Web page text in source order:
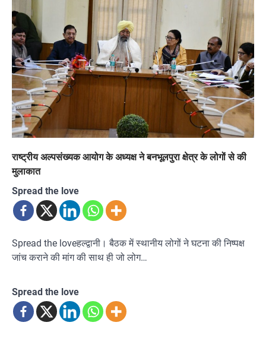
राष्ट्रीय अल्पसंख्यक आयोग के अध्यक्ष ने बनभूलपुरा क्षेत्र के लोगों से की
मुलाकात
Spread the love
Spread the loveहल्द्वानी। बैठक में स्थानीय लोगों ने घटना की निष्पक्ष
जांच कराने की मांग की साथ ही जो लोग…
Spread the love